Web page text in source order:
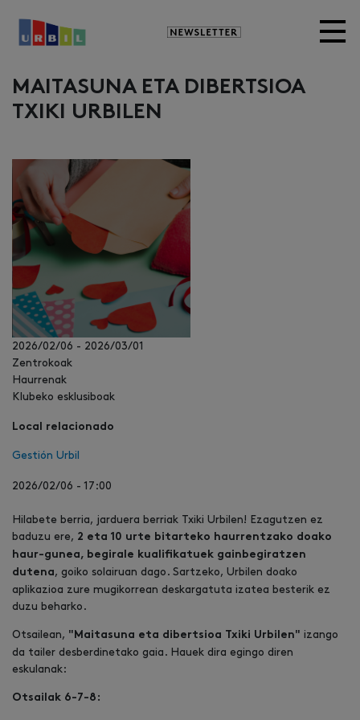
Newsletter
MAITASUNA ETA DIBERTSIOA
TXIKI URBILEN
2026/02/06 - 2026/03/01
Zentrokoak
Haurrenak
Klubeko esklusiboak
Local relacionado
Gestión Urbil
2026/02/06 - 17:00
Hilabete berria, jarduera berriak Txiki Urbilen! Ezagutzen ez
baduzu ere, 2 eta 10 urte bitarteko haurrentzako doako
haur-gunea, begirale kualifikatuek gainbegiratzen
dutena, goiko solairuan dago. Sartzeko, Urbilen doako
aplikazioa zure mugikorrean deskargatuta izatea besterik ez
duzu beharko.
Otsailean, "Maitasuna eta dibertsioa Txiki Urbilen" izango
da tailer desberdinetako gaia. Hauek dira egingo diren
eskulanak:
Otsailak 6-7-8: